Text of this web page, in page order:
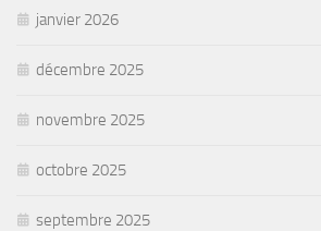
janvier 2026
décembre 2025
novembre 2025
octobre 2025
septembre 2025